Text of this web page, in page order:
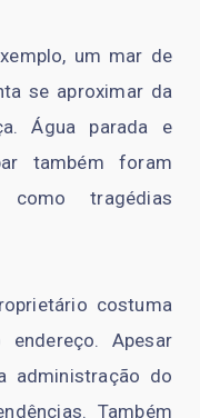
um mar de
se aproximar da
Água parada e
também foram
como tragédias
costuma
endereço. Apesar
administração do
Também